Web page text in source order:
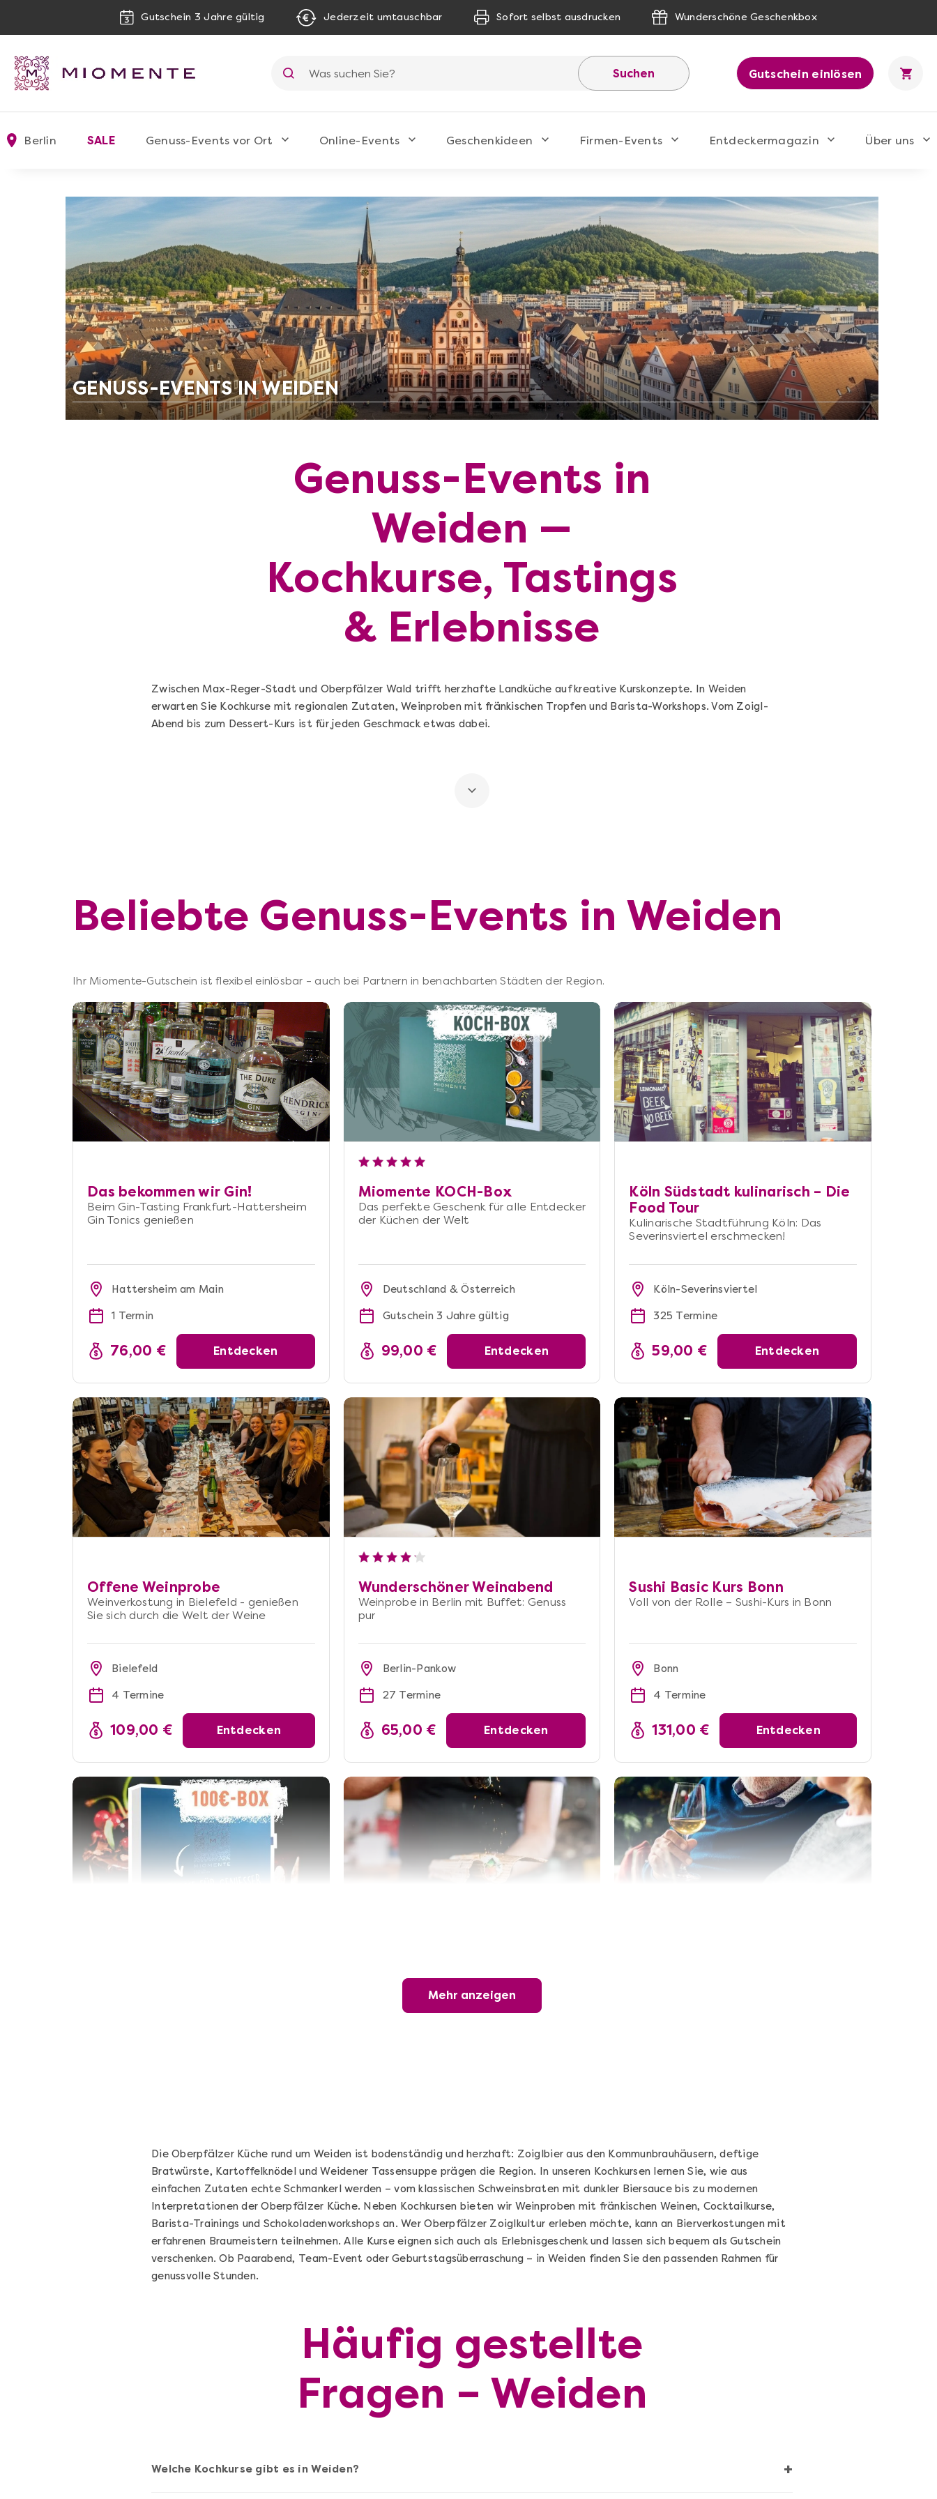
Gutschein 3 Jahre gültig Jederzeit umtauschbar Sofort selbst ausdrucken Wunderschöne Geschenkbox
Suchen Gutschein einlösen
Berlin SALE Genuss-Events vor Ort Online-Events Geschenkideen Firmen-Events Entdeckermagazin Über uns
GENUSS-EVENTS IN WEIDEN
Genuss-Events in
Weiden —
Kochkurse, Tastings
& Erlebnisse
Zwischen Max-Reger-Stadt und Oberpfälzer Wald trifft herzhafte Landküche auf kreative Kurskonzepte. In Weiden
erwarten Sie Kochkurse mit regionalen Zutaten, Weinproben mit fränkischen Tropfen und Barista-Workshops. Vom Zoigl-
Abend bis zum Dessert-Kurs ist für jeden Geschmack etwas dabei.
Beliebte Genuss-Events in Weiden
Ihr Miomente-Gutschein ist flexibel einlösbar – auch bei Partnern in benachbarten Städten der Region.
Das bekommen wir Gin!
Beim Gin-Tasting Frankfurt-Hattersheim
Gin Tonics genießen
Hattersheim am Main
1 Termin
76,00 € Entdecken
Miomente KOCH-Box
Das perfekte Geschenk für alle Entdecker
der Küchen der Welt
Deutschland & Österreich
Gutschein 3 Jahre gültig
99,00 € Entdecken
Köln Südstadt kulinarisch – Die
Food Tour
Kulinarische Stadtführung Köln: Das
Severinsviertel erschmecken!
Köln-Severinsviertel
325 Termine
59,00 € Entdecken
Offene Weinprobe
Weinverkostung in Bielefeld - genießen
Sie sich durch die Welt der Weine
Bielefeld
4 Termine
109,00 € Entdecken
Wunderschöner Weinabend
Weinprobe in Berlin mit Buffet: Genuss
pur
Berlin-Pankow
27 Termine
65,00 € Entdecken
Sushi Basic Kurs Bonn
Voll von der Rolle – Sushi-Kurs in Bonn
Bonn
4 Termine
131,00 € Entdecken
Online Sushi Kochkurs: Alles rund um die
perfekte Maki-Rolle!
Vom richtigen Kneten und dem perfekten
Sushi Selber Machen - DIY-Set
Sushi Starter Set: DIY-Box mit Videokurs
Cocktails Selber Machen - DIY-
Cocktail Starter Set: DIY-Box mit
Videokurs
Mehr anzeigen
Die Oberpfälzer Küche rund um Weiden ist bodenständig und herzhaft: Zoiglbier aus den Kommunbrauhäusern, deftige
Bratwürste, Kartoffelknödel und Weidener Tassensuppe prägen die Region. In unseren Kochkursen lernen Sie, wie aus
einfachen Zutaten echte Schmankerl werden – vom klassischen Schweinsbraten mit dunkler Biersauce bis zu modernen
Interpretationen der Oberpfälzer Küche. Neben Kochkursen bieten wir Weinproben mit fränkischen Weinen, Cocktailkurse,
Barista-Trainings und Schokoladenworkshops an. Wer Oberpfälzer Zoiglkultur erleben möchte, kann an Bierverkostungen mit
erfahrenen Braumeistern teilnehmen. Alle Kurse eignen sich auch als Erlebnisgeschenk und lassen sich bequem als Gutschein
verschenken. Ob Paarabend, Team-Event oder Geburtstagsüberraschung – in Weiden finden Sie den passenden Rahmen für
genussvolle Stunden.
Häufig gestellte
Fragen – Weiden
Welche Kochkurse gibt es in Weiden? +